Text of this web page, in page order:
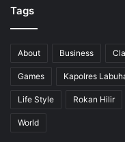
Tags
About Business
Games Kapolres
Life Style Rokan Hilir
World